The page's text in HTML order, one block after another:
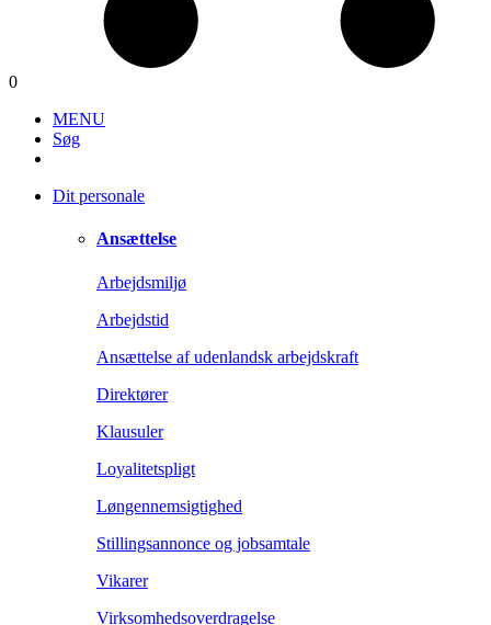
0
MENU
Søg
Dit personale
Ansættelse
Arbejdsmiljø
Arbejdstid
Ansættelse af udenlandsk arbejdskraft
Direktører
Klausuler
Loyalitetspligt
Løngennemsigtighed
Stillingsannonce og jobsamtale
Vikarer
Virksomhedsoverdragelse